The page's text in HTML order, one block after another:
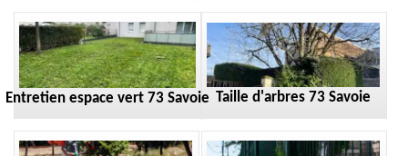
Entretien espace vert 73 Savoie Taille d'arbres 73 Savoie